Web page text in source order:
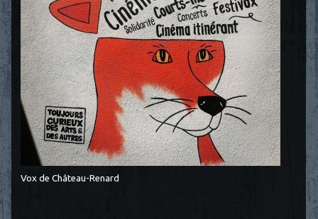
Vox de Château-Renard